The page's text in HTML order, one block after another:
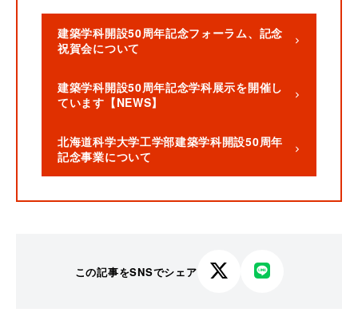
建築学科開設50周年記念フォーラム、記念
祝賀会について
建築学科開設50周年記念学科展示を開催し
ています【NEWS】
北海道科学大学工学部建築学科開設50周年
記念事業について
この記事をSNSでシェア
X
LINE